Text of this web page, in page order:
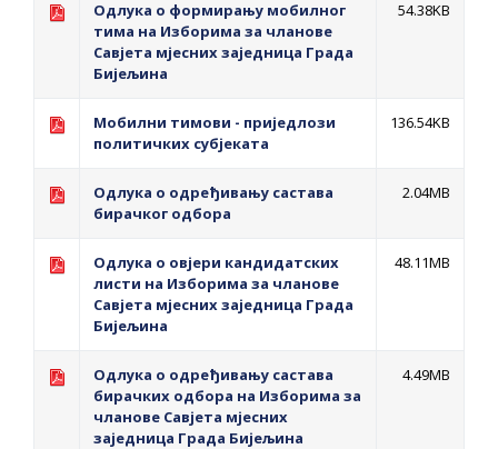
Обавјештење за предузетника - Гојко
Богуновић
помоћ за набавку школског прибора
основцима
Обрасци захтјева за регресирано
гориво доступни од 13. марта до 15.
Захтјев за издавање ПОНОСНЕ КАРТИЦЕ
Обавјештење о забрани саобраћаја 6. и
Обавјештење за предузетника - Вера
Ујић
Одлука о формирању мобилног
тима на Изборима за чланове
Савјета мјесних заједница Града
Бијељина
54.38KB
Мобилни тимови - приједлози
политичких субјеката
136.54KB
Одлука о одређивању састава
бирачког одбора
2.04MB
Одлука о овјери кандидатских
листи на Изборима за чланове
Савјета мјесних заједница Града
Бијељина
48.11MB
Одлука о одређивању састава
бирачких одбора на Изборима за
чланове Савјета мјесних
заједница Града Бијељина
4.49MB